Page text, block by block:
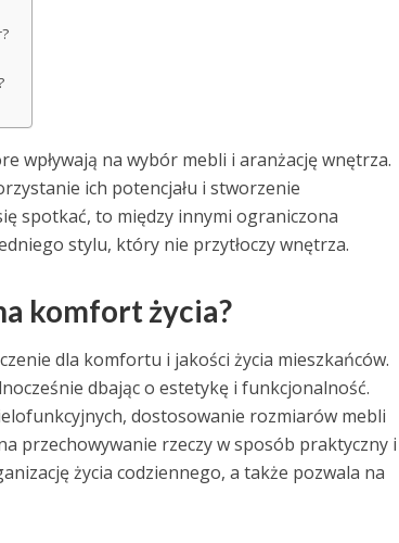
wpływają na wybór mebli i aranżację wnętrza.
ich potencjału i stworzenie
spotkać, to między innymi ograniczona
stylu, który nie przytłoczy wnętrza.
komfort życia?
dla komfortu i jakości życia mieszkańców.
dbając o estetykę i funkcjonalność.
dostosowanie rozmiarów mebli
przechowywanie rzeczy w sposób praktyczny i
życia codziennego, a także pozwala na